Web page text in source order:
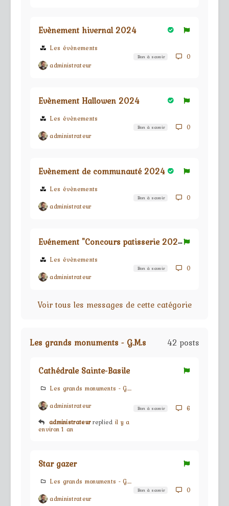
Evènement hivernal 2024
Les évènements
administrateur
Bon à savoir 0
Evènement Hallowen 2024
Les évènements
administrateur
Bon à savoir 0
Evènement de communauté 2024
Les évènements
administrateur
Bon à savoir 0
E
vénement "Concours patisserie 2024"
Les évènements
administrateur
Bon à savoir 0
Voir tous les messages de cette catégorie
Les grands monuments - G.M.s 42 posts
Cathédrale Sainte-Basile
Les grands monuments - G.M.s
administrateur
administrateur replied il y a
environ 1 an
Bon à savoir 6
Star gazer
Les grands monuments - G.M.s
administrateur
Bon à savoir 0